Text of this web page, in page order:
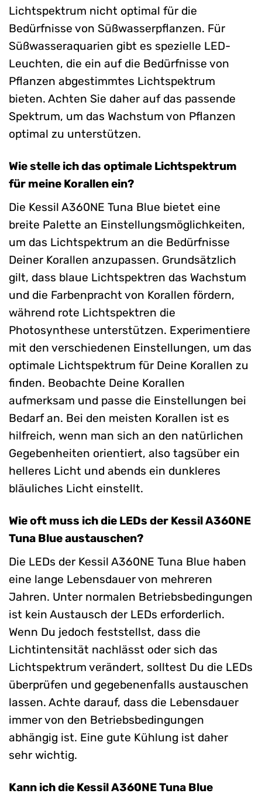
Lichtspektrum nicht optimal für die
Bedürfnisse von Süßwasserpflanzen. Für
Süßwasseraquarien gibt es spezielle LED-
Leuchten, die ein auf die Bedürfnisse von
Pflanzen abgestimmtes Lichtspektrum
bieten. Achten Sie daher auf das passende
Spektrum, um das Wachstum von Pflanzen
optimal zu unterstützen.
Wie stelle ich das optimale Lichtspektrum
für meine Korallen ein?
Die Kessil A360NE Tuna Blue bietet eine
breite Palette an Einstellungsmöglichkeiten,
um das Lichtspektrum an die Bedürfnisse
Deiner Korallen anzupassen. Grundsätzlich
gilt, dass blaue Lichtspektren das Wachstum
und die Farbenpracht von Korallen fördern,
während rote Lichtspektren die
Photosynthese unterstützen. Experimentiere
mit den verschiedenen Einstellungen, um das
optimale Lichtspektrum für Deine Korallen zu
finden. Beobachte Deine Korallen
aufmerksam und passe die Einstellungen bei
Bedarf an. Bei den meisten Korallen ist es
hilfreich, wenn man sich an den natürlichen
Gegebenheiten orientiert, also tagsüber ein
helleres Licht und abends ein dunkleres
bläuliches Licht einstellt.
Wie oft muss ich die LEDs der Kessil A360NE
Tuna Blue austauschen?
Die LEDs der Kessil A360NE Tuna Blue haben
eine lange Lebensdauer von mehreren
Jahren. Unter normalen Betriebsbedingungen
ist kein Austausch der LEDs erforderlich.
Wenn Du jedoch feststellst, dass die
Lichtintensität nachlässt oder sich das
Lichtspektrum verändert, solltest Du die LEDs
überprüfen und gegebenenfalls austauschen
lassen. Achte darauf, dass die Lebensdauer
immer von den Betriebsbedingungen
abhängig ist. Eine gute Kühlung ist daher
sehr wichtig.
Kann ich die Kessil A360NE Tuna Blue